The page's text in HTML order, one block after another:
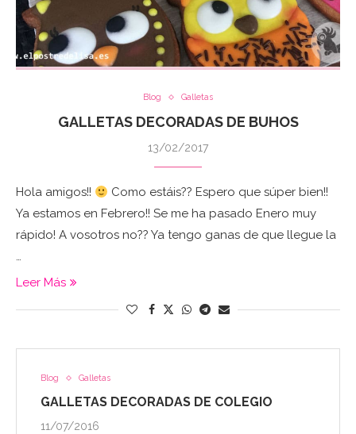
Blog Galletas
GALLETAS DECORADAS DE BUHOS
13/02/2017
Hola amigos!!
Como estáis?? Espero que súper bien!!
Ya estamos en Febrero!! Se me ha pasado Enero muy
rápido! A vosotros no?? Ya tengo ganas de que llegue la
…
Leer Más
Blog Galletas
GALLETAS DECORADAS DE COLEGIO
11/07/2016